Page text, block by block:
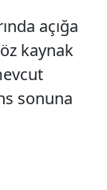
açığa
kaynak
sonuna